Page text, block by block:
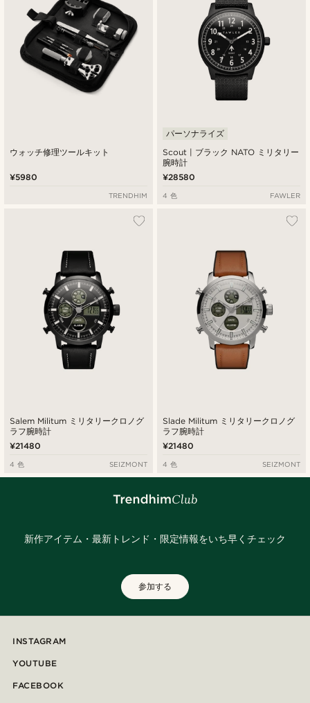
ウォッチ修理ツールキット
¥5980
TRENDHIM
Scout | ブラック NATO ミリタリー
腕時計
パーソナライズ
¥28580
4 色 FAWLER
Salem Militum ミリタリークロノグ
ラフ腕時計
¥21480
4 色 SEIZMONT
Slade Militum ミリタリークロノグ
ラフ腕時計
¥21480
4 色 SEIZMONT
新作アイテム・最新トレンド・限定情報をいち早くチェック
参加する
INSTAGRAM
YOUTUBE
FACEBOOK